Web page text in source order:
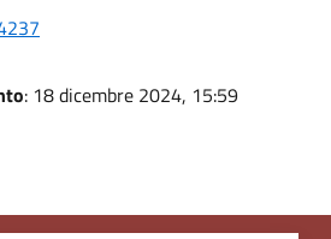
: 18 dicembre 2024, 15:59